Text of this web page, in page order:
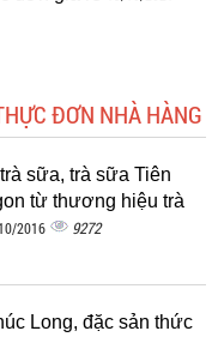
ĐƠN NHÀ HÀNG
sữa, trà sữa Tiên
từ thương hiệu trà
2016 9272
Long, đặc sản thức